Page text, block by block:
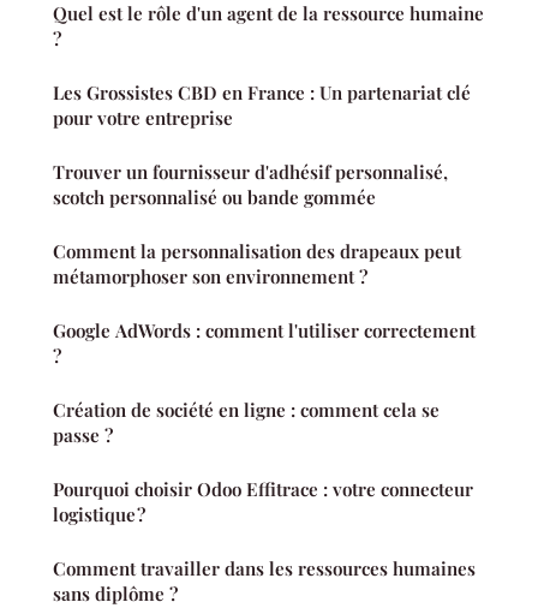
Quel est le rôle d'un agent de la ressource humaine
?
Les Grossistes CBD en France : Un partenariat clé
pour votre entreprise
Trouver un fournisseur d'adhésif personnalisé,
scotch personnalisé ou bande gommée
Comment la personnalisation des drapeaux peut
métamorphoser son environnement ?
Google AdWords : comment l'utiliser correctement
?
Création de société en ligne : comment cela se
passe ?
Pourquoi choisir Odoo Effitrace : votre connecteur
logistique ?
Comment travailler dans les ressources humaines
sans diplôme ?